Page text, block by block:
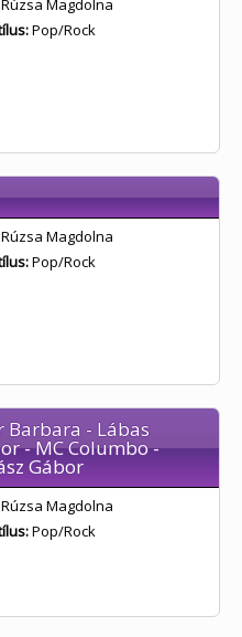
Rúzsa Magdolna
Pop/Rock
Rúzsa Magdolna
Pop/Rock
Barbara - Lábas
- MC Columbo -
Gábor
Rúzsa Magdolna
Pop/Rock